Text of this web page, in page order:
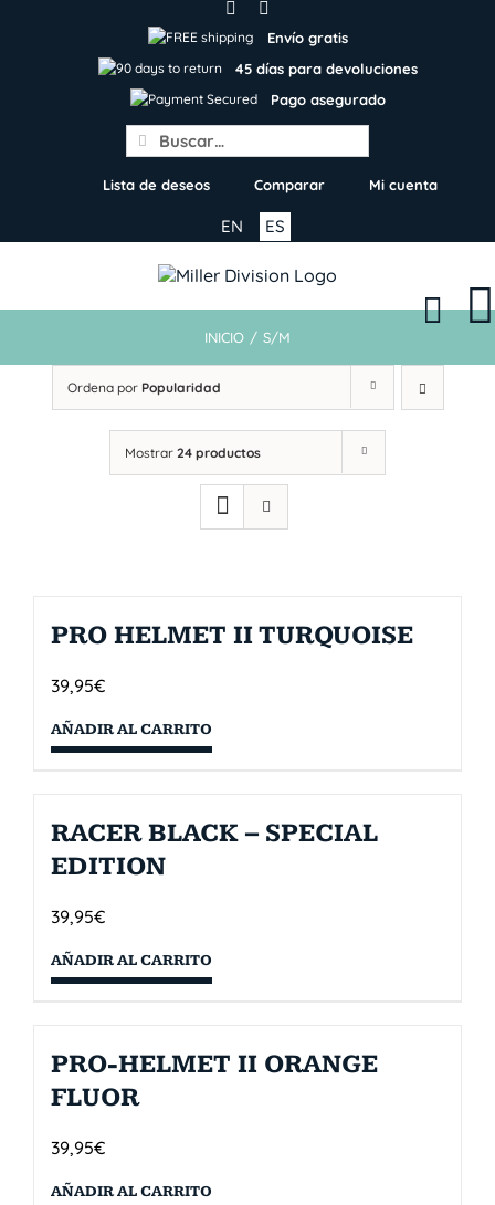
Envío gratis
45 días para devoluciones
Pago asegurado
Search
for:
Lista de deseos Comparar Mi cuenta
ES
EN
INICIO / S/M
Ordena por Popularidad
Mostrar 24 productos
PRO HELMET II TURQUOISE
39,95€
AÑADIR AL CARRITO
RACER BLACK – SPECIAL
EDITION
39,95€
AÑADIR AL CARRITO
PRO-HELMET II ORANGE
FLUOR
39,95€
AÑADIR AL CARRITO